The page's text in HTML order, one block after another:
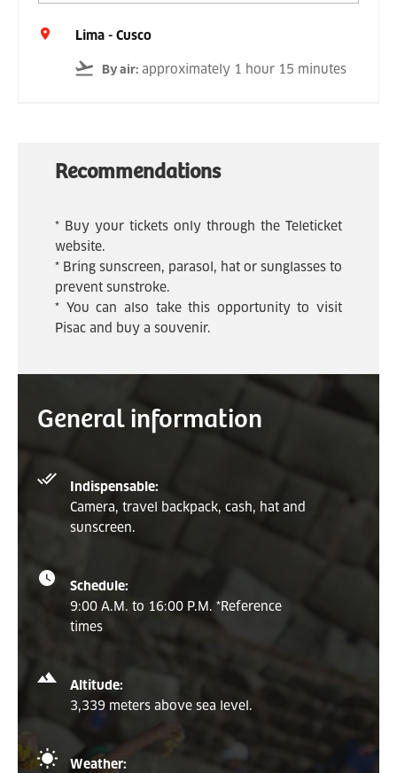
Lima - Cusco
By air: approximately 1 hour 15 minutes
Recommendations
* Buy your tickets only through the Teleticket
website.
* Bring sunscreen, parasol, hat or sunglasses to
prevent sunstroke.
* You can also take this opportunity to visit
Pisac and buy a souvenir.
General information
Indispensable:
Camera, travel backpack, cash, hat and
sunscreen.
Schedule:
9:00 A.M. to 16:00 P.M. *Reference
times
Altitude:
3,339 meters above sea level.
Weather: